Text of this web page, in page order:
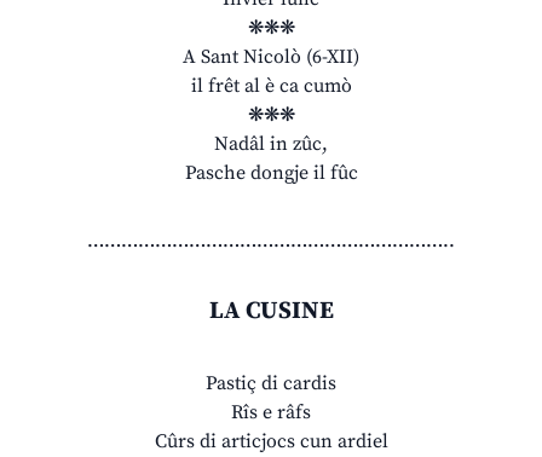
❋❋❋
A Sant Nicolò (6-XII)
il frêt al è ca cumò
❋❋❋
Nadâl in zûc,
Pasche dongje il fûc
………………………………………………………..
LA CUSINE
Pastiç di cardis
Rîs e râfs
Cûrs di articjocs cun ardiel